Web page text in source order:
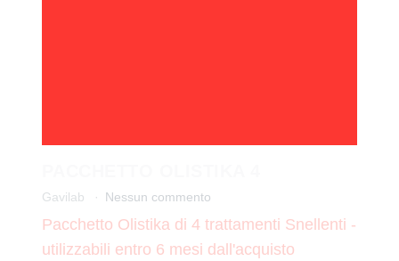
Gavilab Nessun commento
Pacchetto Olistika di 4 trattamenti Snellenti -
utilizzabili entro 6 mesi dall'acquisto